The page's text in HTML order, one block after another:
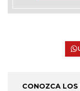
CONOZCA LOS